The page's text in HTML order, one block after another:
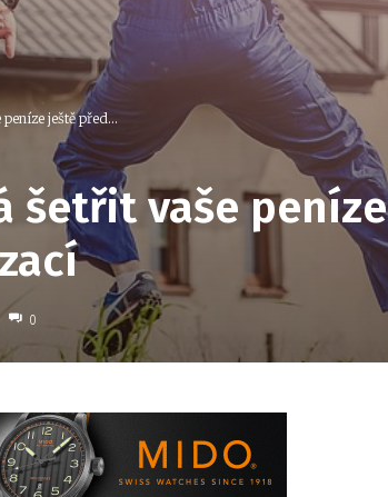
ještě před...
šetřit vaše peníze
0